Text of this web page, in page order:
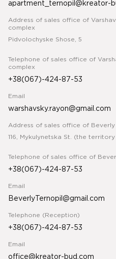
apartment_ternopil@kreator-
Address of sales office of
complex
Pidvolochyske Shose, 5
Telephone of sales office of
complex
+38(067)-424-87-53
Email
warshavsky.rayon@gmail.com
Address of sales office of
116, Mykulynetska St. (the
Telephone of sales office of
+38(067)-424-87-53
Email
BeverlyTernopil@gmail.com
Telephone (Reception)
+38(067)-424-87-53
Email
office@kreator-bud.com